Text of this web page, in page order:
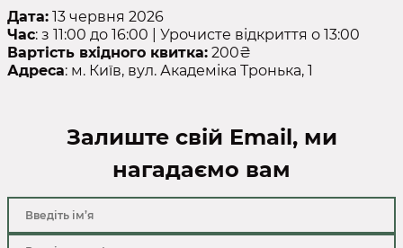
Дата: 13 червня 2026
Час: з 11:00 до 16:00 | Урочисте відкриття о 13:00
Вартість вхідного квитка: 200₴
Адреса: м. Київ, вул. Академіка Тронька, 1
Залиште свій Email, ми
нагадаємо вам